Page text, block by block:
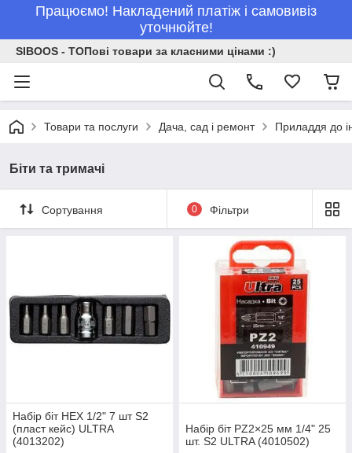
Працюємо! Накладений платіж і самовивіз
уточнюйте!
SIBOOS - ТОПові товари за класними цінами :)
Товари та послуги Дача, сад і ремонт Приладдя до
Біти та тримачі
Сортування 0 Фільтри
Набір біт HEX 1/2" 7 шт S2
(пласт кейс) ULTRA
(4013202)
Набір біт PZ2×25 мм 1/4" 25
шт. S2 ULTRA (4010502)